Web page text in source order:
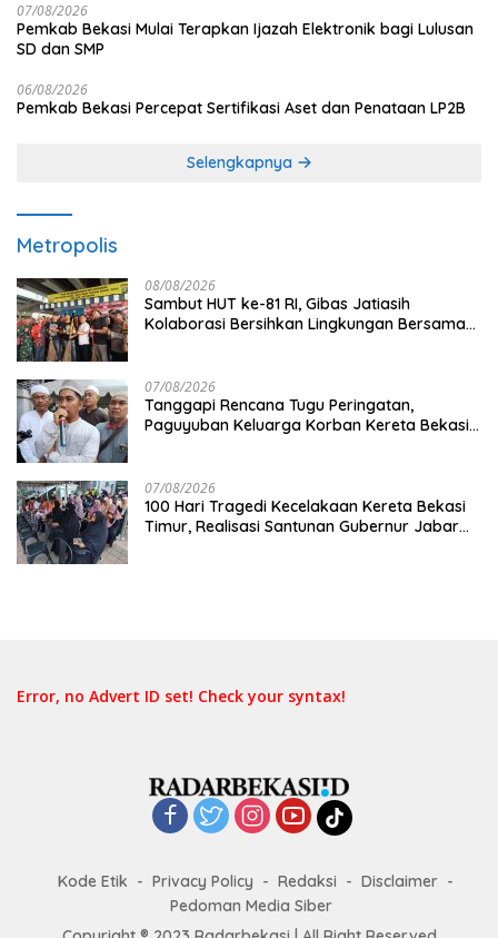
07/08/2026
Pemkab Bekasi Mulai Terapkan Ijazah Elektronik bagi Lulusan
SD dan SMP
06/08/2026
Pemkab Bekasi Percepat Sertifikasi Aset dan Penataan LP2B
Selengkapnya
Metropolis
08/08/2026
Sambut HUT ke-81 RI, Gibas Jatiasih
Kolaborasi Bersihkan Lingkungan Bersama
07/08/2026
Tanggapi Rencana Tugu Peringatan,
Paguyuban Keluarga Korban Kereta Bekasi
07/08/2026
100 Hari Tragedi Kecelakaan Kereta Bekasi
Timur, Realisasi Santunan Gubernur Jabar
Error, no Advert ID set! Check your syntax!
Kode Etik Privacy Policy Redaksi
Disclaimer
Pedoman Media Siber